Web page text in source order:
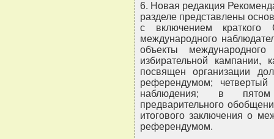
6. Новая редакция
разделе представлены
с включением краткого
международного
объекты
избирательной кампании,
посвящен организации
референдумом; четвертый
наблюдения; в пятом
предварительного
итогового заключения о
референдумом.